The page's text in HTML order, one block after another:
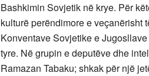
Bashkimin Sovjetik në krye. Për
kulturë perëndimore e veçanërisht
Konventave Sovjetike e
tyre. Në grupin e deputëve dhe
Ramazan Tabaku; shkak për një